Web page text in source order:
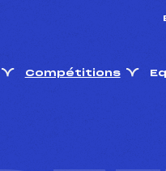
Compétitions